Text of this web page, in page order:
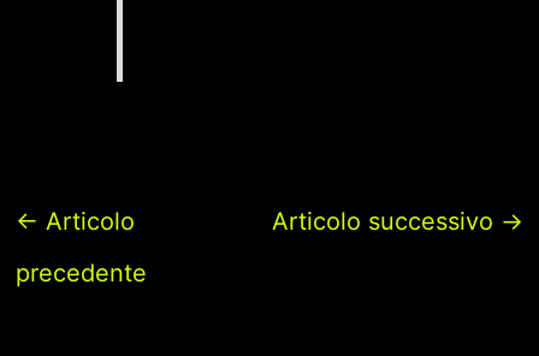
← Articolo
precedente
Articolo successivo →